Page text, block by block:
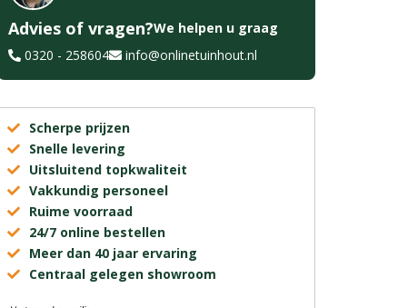
Advies of vragen?We helpen u graag
0320 - 258604
info@onlinetuinhout.nl
Scherpe prijzen
Snelle levering
Uitsluitend topkwaliteit
Vakkundig personeel
Ruime voorraad
24/7 online bestellen
Meer dan 40 jaar ervaring
Centraal gelegen showroom